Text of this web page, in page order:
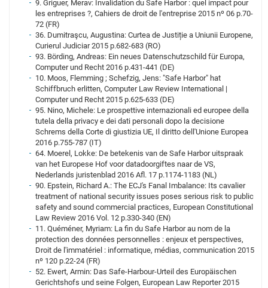
9. Griguer, Merav: Invalidation du Safe Harbor : quel impact pour
les entreprises ?, Cahiers de droit de l'entreprise 2015 nº 06 p.70-
72 (FR)
36. Dumitraşcu, Augustina: Curtea de Justiție a Uniunii Europene,
Curierul Judiciar 2015 p.682-683 (RO)
93. Börding, Andreas: Ein neues Datenschutzschild für Europa,
Computer und Recht 2016 p.431-441 (DE)
10. Moos, Flemming ; Schefzig, Jens: "Safe Harbor" hat
Schiffbruch erlitten, Computer Law Review International |
Computer und Recht 2015 p.625-633 (DE)
95. Nino, Michele: Le prospettive internazionali ed europee della
tutela della privacy e dei dati personali dopo la decisione
Schrems della Corte di giustizia UE, Il diritto dell'Unione Europea
2016 p.755-787 (IT)
64. Moerel, Lokke: De betekenis van de Safe Harbor uitspraak
van het Europese Hof voor datadoorgiftes naar de VS,
Nederlands juristenblad 2016 Afl. 17 p.1174-1183 (NL)
90. Epstein, Richard A.: The ECJ's Fanal Imbalance: Its cavalier
treatment of national security issues poses serious risk to public
safety and sound commercial practices, European Constitutional
Law Review 2016 Vol. 12 p.330-340 (EN)
11. Quéméner, Myriam: La fin du Safe Harbor au nom de la
protection des données personnelles : enjeux et perspectives,
Droit de l'immatériel : informatique, médias, communication 2015
nº 120 p.22-24 (FR)
52. Ewert, Armin: Das Safe-Harbour-Urteil des Europäischen
Gerichtshofs und seine Folgen, European Law Reporter 2015